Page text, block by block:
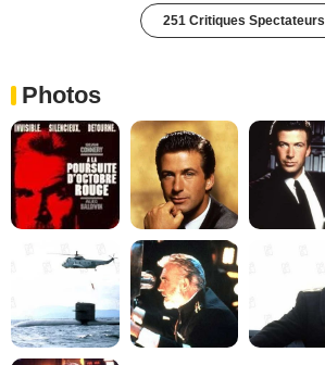
251 Critiques Spectateurs
Photos